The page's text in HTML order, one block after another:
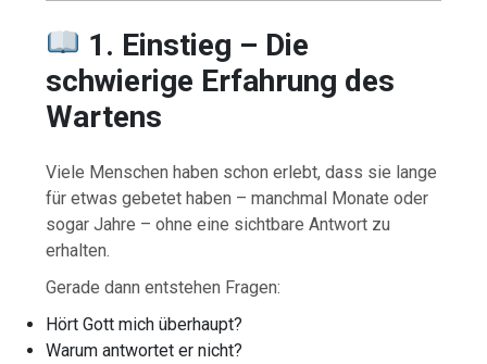
1. Einstieg – Die
schwierige Erfahrung des
Wartens
Viele Menschen haben schon erlebt, dass sie lange
für etwas gebetet haben – manchmal Monate oder
sogar Jahre – ohne eine sichtbare Antwort zu
erhalten.
Gerade dann entstehen Fragen:
Hört Gott mich überhaupt?
Warum antwortet er nicht?